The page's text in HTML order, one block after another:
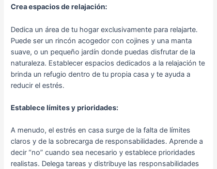
Crea espacios de relajación:
Dedica un área de tu hogar exclusivamente para relajarte.
Puede ser un rincón acogedor con cojines y una manta
suave, o un pequeño jardín donde puedas disfrutar de la
naturaleza. Establecer espacios dedicados a la relajación te
brinda un refugio dentro de tu propia casa y te ayuda a
reducir el estrés.
Establece límites y prioridades:
A menudo, el estrés en casa surge de la falta de límites
claros y de la sobrecarga de responsabilidades. Aprende a
decir “no” cuando sea necesario y establece prioridades
realistas. Delega tareas y distribuye las responsabilidades